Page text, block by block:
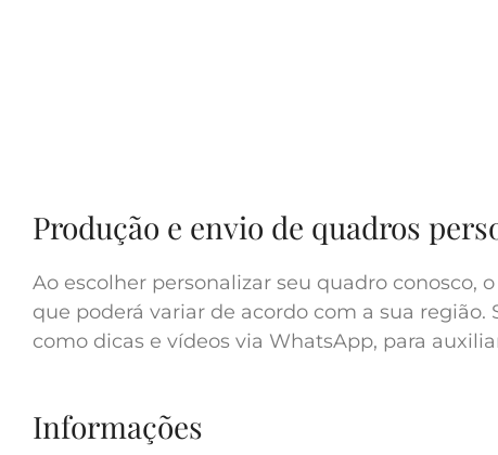
Produção e envio de quadros
Ao escolher personalizar seu quadro conosco,
que poderá variar de acordo com a sua
como dicas e vídeos via WhatsApp, para
Informações